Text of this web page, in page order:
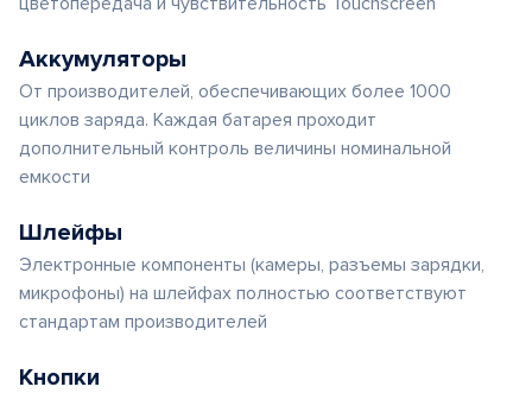
Аккумуляторы
От производителей, обеспечивающих более 1000
циклов заряда. Каждая батарея проходит
дополнительный контроль величины номинальной
емкости
Шлейфы
Электронные компоненты (камеры, разъемы зарядки,
микрофоны) на шлейфах полностью соответствуют
стандартам производителей
Кнопки